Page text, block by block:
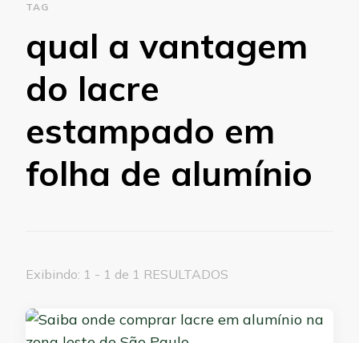
TAG
qual a vantagem
do lacre
estampado em
folha de alumínio
Exibindo: 1 - 1 de 1 RESULTADOS